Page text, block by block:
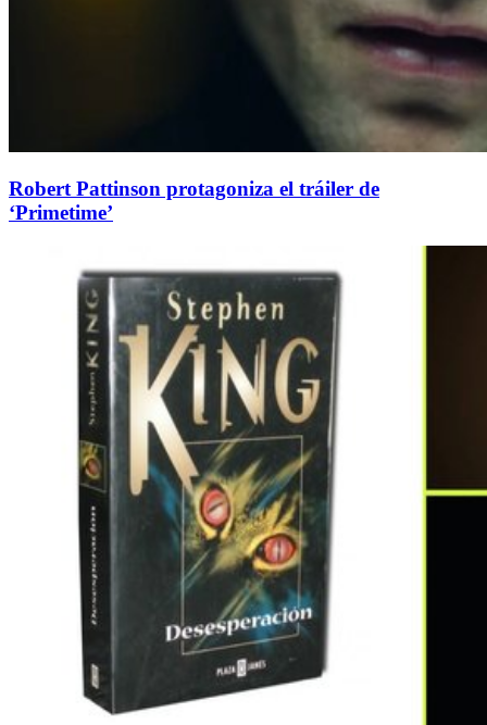
Robert Pattinson protagoniza el tráiler de
‘Primetime’